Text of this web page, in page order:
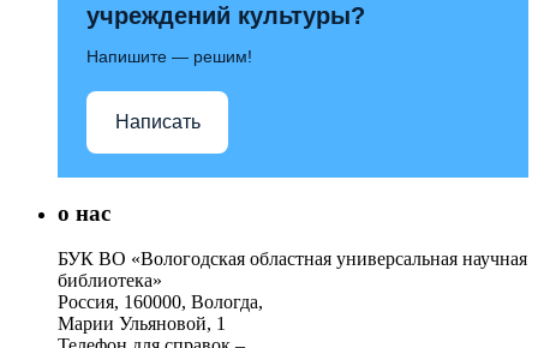
учреждений культуры?
Напишите — решим!
Написать
о нас
БУК ВО «Вологодская областная универсальная научная
библиотека»
Россия, 160000, Вологда,
Марии Ульяновой, 1